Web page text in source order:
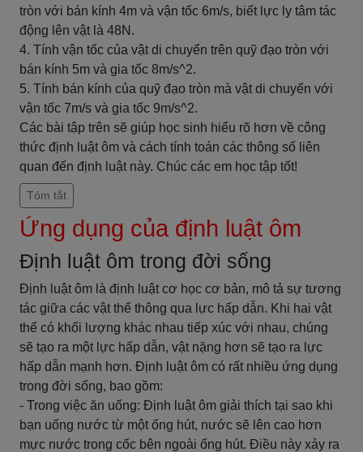
tròn với bán kính 4m và vận tốc 6m/s, biết lực ly tâm tác
động lên vật là 48N.
4. Tính vận tốc của vật di chuyển trên quỹ đạo tròn với
bán kính 5m và gia tốc 8m/s^2.
5. Tính bán kính của quỹ đạo tròn mà vật di chuyển với
vận tốc 7m/s và gia tốc 9m/s^2.
Các bài tập trên sẽ giúp học sinh hiểu rõ hơn về công
thức định luật ôm và cách tính toán các thông số liên
quan đến định luật này. Chúc các em học tập tốt!
Tóm tắt
Ứng dụng của định luật ôm
Định luật ôm trong đời sống
Định luật ôm là định luật cơ học cơ bản, mô tả sự tương
tác giữa các vật thể thông qua lực hấp dẫn. Khi hai vật
thể có khối lượng khác nhau tiếp xúc với nhau, chúng
sẽ tạo ra một lực hấp dẫn, vật nặng hơn sẽ tạo ra lực
hấp dẫn mạnh hơn. Định luật ôm có rất nhiều ứng dụng
trong đời sống, bao gồm:
- Trong việc ăn uống: Định luật ôm giải thích tại sao khi
bạn uống nước từ một ống hút, nước sẽ lên cao hơn
mực nước trong cốc bên ngoài ống hút. Điều này xảy ra